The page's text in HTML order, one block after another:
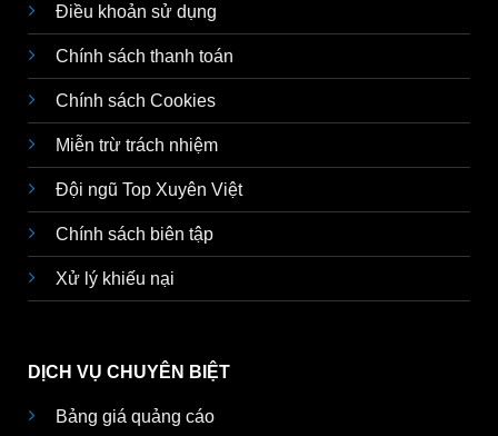
Điều khoản sử dụng
Chính sách thanh toán
Chính sách Cookies
Miễn trừ trách nhiệm
Đội ngũ Top Xuyên Việt
Chính sách biên tập
Xử lý khiếu nại
DỊCH VỤ CHUYÊN BIỆT
Bảng giá quảng cáo